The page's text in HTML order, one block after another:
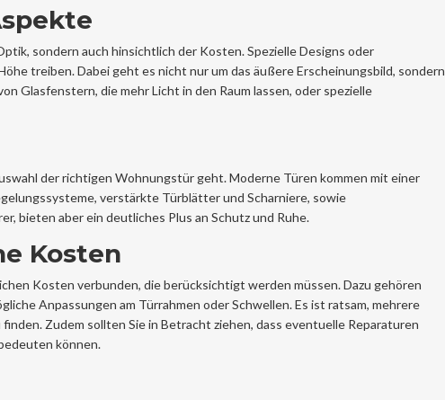
sondern auch hinsichtlich der Kosten. Spezielle Designs oder
treiben. Dabei geht es nicht nur um das äußere Erscheinungsbild, sondern
Glasfenstern, die mehr Licht in den Raum lassen, oder spezielle
der richtigen Wohnungstür geht. Moderne Türen kommen mit einer
verstärkte Türblätter und Scharniere, sowie
bieten aber ein deutliches Plus an Schutz und Ruhe.
Kosten
Kosten verbunden, die berücksichtigt werden müssen. Dazu gehören
Anpassungen am Türrahmen oder Schwellen. Es ist ratsam, mehrere
Zudem sollten Sie in Betracht ziehen, dass eventuelle Reparaturen
können.